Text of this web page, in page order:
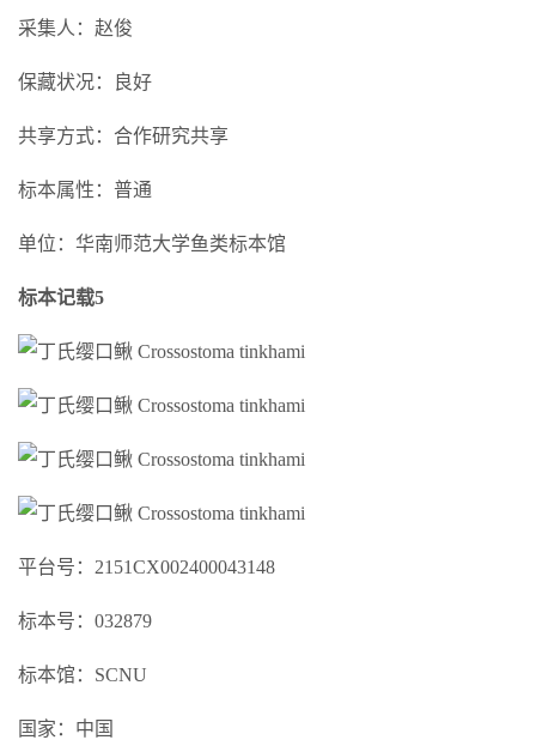
采集人：赵俊
保藏状况：良好
共享方式：合作研究共享
标本属性：普通
单位：华南师范大学鱼类标本馆
标本记载5
平台号：2151CX002400043148
标本号：032879
标本馆：SCNU
国家：中国